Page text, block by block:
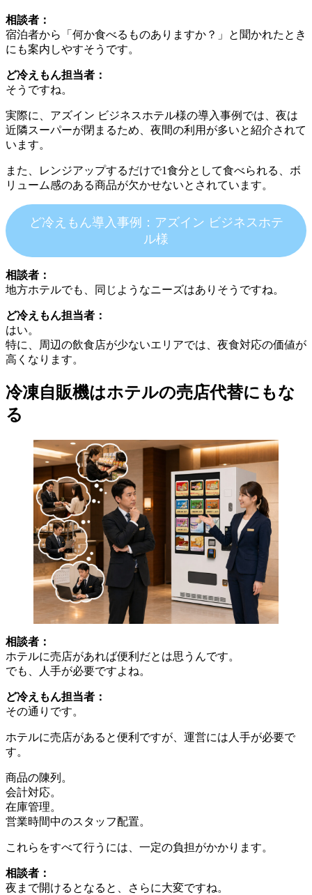
相談者：
宿泊者から「何か食べるものありますか？」と聞かれたとき
にも案内しやすそうです。
ど冷えもん担当者：
そうですね。
実際に、アズイン ビジネスホテル様の導入事例では、夜は
近隣スーパーが閉まるため、夜間の利用が多いと紹介されて
います。
また、レンジアップするだけで1食分として食べられる、ボ
リューム感のある商品が欠かせないとされています。
ど冷えもん導入事例：アズイン ビジネスホテ
ル様
相談者：
地方ホテルでも、同じようなニーズはありそうですね。
ど冷えもん担当者：
はい。
特に、周辺の飲食店が少ないエリアでは、夜食対応の価値が
高くなります。
冷凍自販機はホテルの売店代替にもな
る
相談者：
ホテルに売店があれば便利だとは思うんです。
でも、人手が必要ですよね。
ど冷えもん担当者：
その通りです。
ホテルに売店があると便利ですが、運営には人手が必要で
す。
商品の陳列。
会計対応。
在庫管理。
営業時間中のスタッフ配置。
これらをすべて行うには、一定の負担がかかります。
相談者：
夜まで開けるとなると、さらに大変ですね。